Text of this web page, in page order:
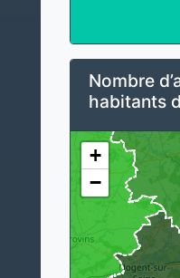
Nombre
habitants
+
−